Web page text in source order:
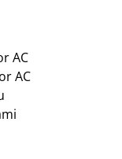
AC
AC